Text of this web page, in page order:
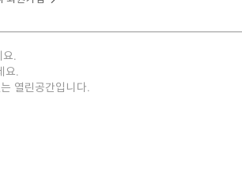
요.
요.
열린공간입니다.